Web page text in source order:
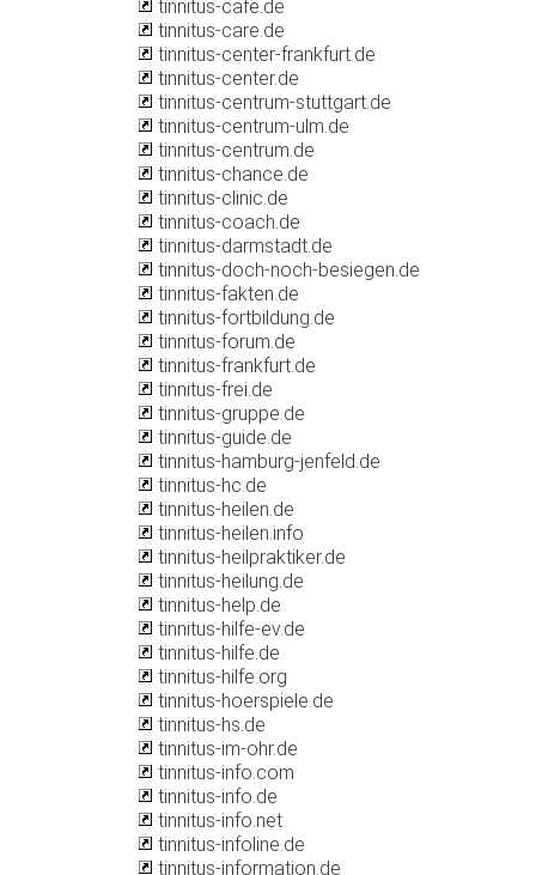
tinnitus-cafe.de
tinnitus-care.de
tinnitus-center-frankfurt.de
tinnitus-center.de
tinnitus-centrum-stuttgart.de
tinnitus-centrum-ulm.de
tinnitus-centrum.de
tinnitus-chance.de
tinnitus-clinic.de
tinnitus-coach.de
tinnitus-darmstadt.de
tinnitus-doch-noch-besiegen.de
tinnitus-fakten.de
tinnitus-fortbildung.de
tinnitus-forum.de
tinnitus-frankfurt.de
tinnitus-frei.de
tinnitus-gruppe.de
tinnitus-guide.de
tinnitus-hamburg-jenfeld.de
tinnitus-hc.de
tinnitus-heilen.de
tinnitus-heilen.info
tinnitus-heilpraktiker.de
tinnitus-heilung.de
tinnitus-help.de
tinnitus-hilfe-ev.de
tinnitus-hilfe.de
tinnitus-hilfe.org
tinnitus-hoerspiele.de
tinnitus-hs.de
tinnitus-im-ohr.de
tinnitus-info.com
tinnitus-info.de
tinnitus-info.net
tinnitus-infoline.de
tinnitus-information.de